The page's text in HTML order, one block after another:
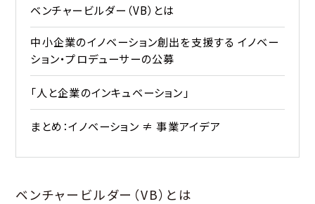
ベンチャービルダー（VB）とは
中小企業のイノベーション創出を支援する イノベー
ション・プロデューサーの公募
「人と企業のインキュベーション」
まとめ：イノベーション ≠ 事業アイデア
ベンチャービルダー（VB）とは